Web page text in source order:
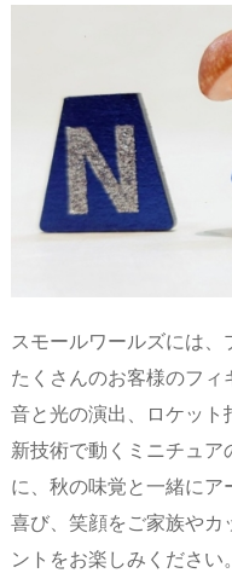
スモールワールズには、
たくさんのお客様のフィ
音と光の演出、ロケット
新技術で動くミニチュ
に、秋の味覚と一緒に
喜び、笑顔をご家族やカ
ントをお楽しみください。